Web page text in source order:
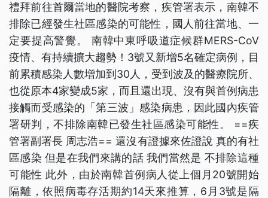
禮拜前往首爾當地的醫院考察，疾管署表示，南韓不
排除已經發生社區感染的可能性，國人前往當地、一
定要提高警覺。 南韓中東呼吸道症候群MERS-CoV
疫情、有持續擴大趨勢！3號又新增5名確定病例，目
前累積感染人數增加到30人，受到波及的醫療院所、
也從原本4家變成5家，而且還出現、沒有與首例病患
接觸而受感染的「第三波」感染病患，因此國內疾管
署研判，不排除南韓已發生社區感染可能性。 ==疾
管署副署長 周志浩== 還沒有證據來佐證說 真的有社
區感染 但是在我們來講的話 我們當然是 不排除這種
可能性 此外，由於南韓首例病人從上個月20號開始
隔離，依照病毒存活期約14天來推算，6月3號是隔